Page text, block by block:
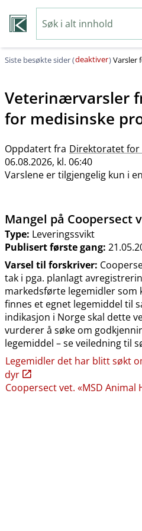
Siste besøkte sider (deaktiver)Varsler
Veterinærvarsler
for medisinske
Oppdatert fra Direktoratet
06.08.2026, kl. 06:40
Varslene er tilgjengelig kun i
Mangel på Coopersect
Type: Leveringssvikt
Publisert første gang:
Varsel til forskriver:
tak i pga. planlagt
markedsførte legemidler som
finnes et egnet legemiddel til
indikasjon i Norge skal dette
vurderer å søke om
legemiddel – se veiledning til
Legemidler det har blitt søkt
dyr
Coopersect vet. «MSD Animal